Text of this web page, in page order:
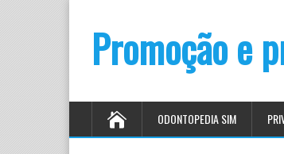
Promoção e
ODONTOPEDIA SIM